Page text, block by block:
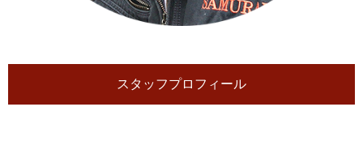
スタッフプロフィール